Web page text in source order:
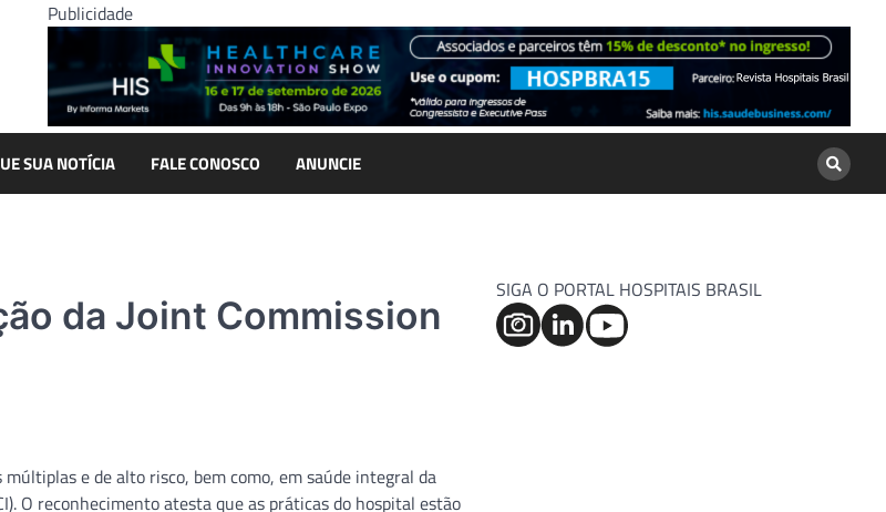
Publicidade
SUA NOTÍCIA FALE CONOSCO ANUNCIE
da Joint Commission
e de alto risco, bem como, em saúde integral da
O reconhecimento atesta que as práticas do hospital estão
SIGA O PORTAL HOSPITAIS BRASIL